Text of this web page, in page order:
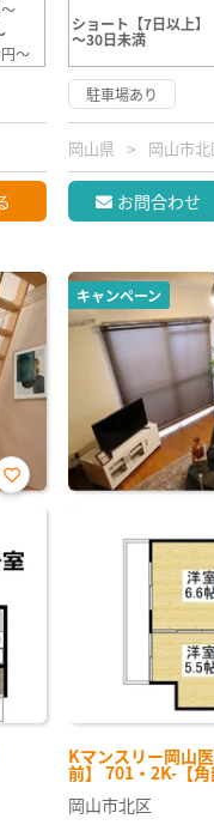
～
ショート【7日以上】
～30日未満
駐車場あり
岡山県 岡山市北
お問合わせ
お気
キャンペーン
Kマンスリー岡山
前】 701・2K-【
岡山市北区